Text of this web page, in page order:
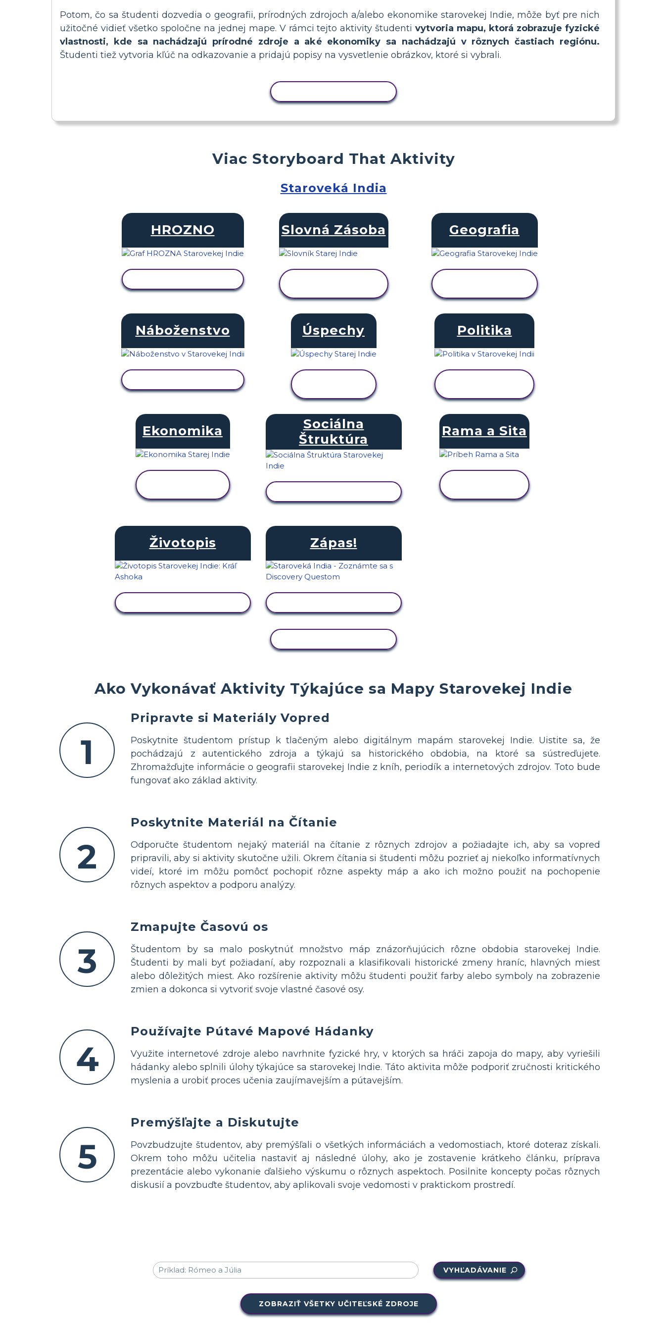
Potom, čo sa študenti dozvedia o geografii, prírodných zdrojoch a/alebo ekonomike starovekej Indie, môže byť pre nich
užitočné vidieť všetko spoločne na jednej mape. V rámci tejto aktivity študentivytvoria mapu, ktorá zobrazuje fyzické
vlastnosti, kde sa nachádzajú prírodné zdroje a aké ekonomiky sa nachádzajú v rôznych častiach regiónu.
Študenti tiež vytvoria kľúč na odkazovanie a pridajú popisy na vysvetlenie obrázkov, ktoré si vybrali.
Ako Vykonávať Aktivity Týkajúce sa Mapy Starovekej Indie
1
Pripravte si Materiály Vopred
Poskytnite študentom prístup k tlačeným alebo digitálnym mapám starovekej Indie. Uistite sa, že
pochádzajú z autentického zdroja a týkajú sa historického obdobia, na ktoré sa sústreďujete.
Zhromažďujte informácie o geografii starovekej Indie z kníh, periodík a internetových zdrojov. Toto bude
fungovať ako základ aktivity.
2
Poskytnite Materiál na Čítanie
Odporučte študentom nejaký materiál na čítanie z rôznych zdrojov a požiadajte ich, aby sa vopred
pripravili, aby si aktivity skutočne užili. Okrem čítania si študenti môžu pozrieť aj niekoľko informatívnych
videí, ktoré im môžu pomôcť pochopiť rôzne aspekty máp a ako ich možno použiť na pochopenie
rôznych aspektov a podporu analýzy.
3
Zmapujte Časovú os
Študentom by sa malo poskytnúť množstvo máp znázorňujúcich rôzne obdobia starovekej Indie.
Študenti by mali byť požiadaní, aby rozpoznali a klasifikovali historické zmeny hraníc, hlavných miest
alebo dôležitých miest. Ako rozšírenie aktivity môžu študenti použiť farby alebo symboly na zobrazenie
zmien a dokonca si vytvoriť svoje vlastné časové osy.
4
Používajte Pútavé Mapové Hádanky
Využite internetové zdroje alebo navrhnite fyzické hry, v ktorých sa hráči zapoja do mapy, aby vyriešili
hádanky alebo splnili úlohy týkajúce sa starovekej Indie. Táto aktivita môže podporiť zručnosti kritického
myslenia a urobiť proces učenia zaujímavejším a pútavejším.
5
Premýšľajte a Diskutujte
Povzbudzujte študentov, aby premýšľali o všetkých informáciách a vedomostiach, ktoré doteraz získali.
Okrem toho môžu učitelia nastaviť aj následné úlohy, ako je zostavenie krátkeho článku, príprava
prezentácie alebo vykonanie ďalšieho výskumu o rôznych aspektoch. Posilnite koncepty počas rôznych
diskusií a povzbuďte študentov, aby aplikovali svoje vedomosti v praktickom prostredí.
Viac Storyboard That Aktivity
Staroveká India
HROZNO Slovná Zásoba Geografia
Náboženstvo Úspechy Politika
Ekonomika
Sociálna
Štruktúra
Rama a Sita
Životopis Zápas!
VYHĽADÁVANIE
ZOBRAZIŤ VŠETKY UČITEĽSKÉ ZDROJE